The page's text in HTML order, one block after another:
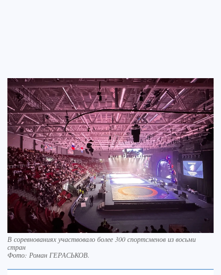
В соревнованиях участвовало более 300 спортсменов из восьми
стран
Фото: Роман ГЕРАСЬКОВ.